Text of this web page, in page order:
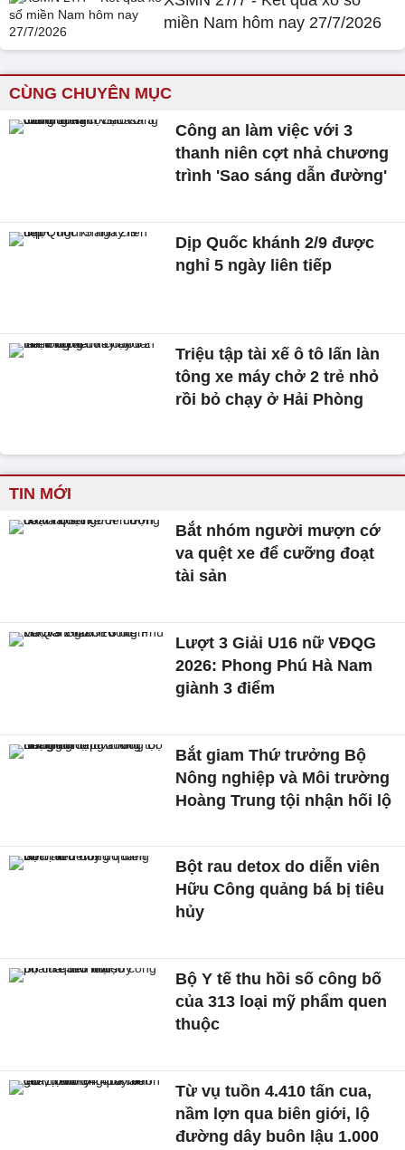
miền Nam hôm nay 27/7/2026
CÙNG CHUYÊN MỤC
Công an làm việc với 3
thanh niên cợt nhả chương
trình 'Sao sáng dẫn đường'
Dịp Quốc khánh 2/9 được
nghỉ 5 ngày liên tiếp
Triệu tập tài xế ô tô lấn làn
tông xe máy chở 2 trẻ nhỏ
rồi bỏ chạy ở Hải Phòng
TIN MỚI
Bắt nhóm người mượn cớ
va quệt xe để cưỡng đoạt
tài sản
Lượt 3 Giải U16 nữ VĐQG
2026: Phong Phú Hà Nam
giành 3 điểm
Bắt giam Thứ trưởng Bộ
Nông nghiệp và Môi trường
Hoàng Trung tội nhận hối lộ
Bột rau detox do diễn viên
Hữu Công quảng bá bị tiêu
hủy
Bộ Y tế thu hồi số công bố
của 313 loại mỹ phẩm quen
thuộc
Từ vụ tuồn 4.410 tấn cua,
nầm lợn qua biên giới, lộ
đường dây buôn lậu 1.000